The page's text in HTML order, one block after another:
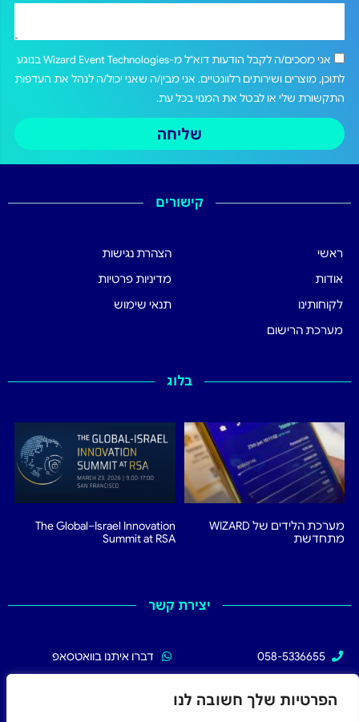
הפרטיות שלך חשובה לנו
אני מסכים/ה לקבל הודעות דוא"ל מ-Wizard Event Technologies בנוגע
לתוכן, מוצרים ושירותים רלוונטיים. אני מבין/ה שאני יכול/ה לנהל את העדפות
התקשורת שלי או לבטל את המנוי בכל עת.
שליחה
קישורים
ראשי
אודות
לקוחותינו
מערכת הרישום
הצהרת נגישות
מדיניות פרטיות
תנאי שימוש
בלוג
מערכת הלידים של WIZARD
מתחדשת
The Global–Israel Innovation
Summit at RSA
יצירת קשר
058-5336655
דברו איתנו בוואטסאפ